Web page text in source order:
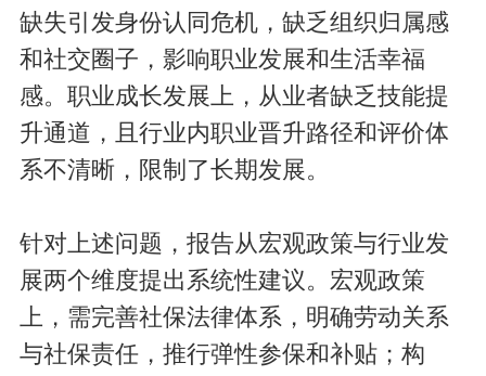
缺失引发身份认同危机，缺乏组织归属感
和社交圈子，影响职业发展和生活幸福
感。职业成长发展上，从业者缺乏技能提
升通道，且行业内职业晋升路径和评价体
系不清晰，限制了长期发展。
针对上述问题，报告从宏观政策与行业发
展两个维度提出系统性建议。宏观政策
上，需完善社保法律体系，明确劳动关系
与社保责任，推行弹性参保和补贴；构